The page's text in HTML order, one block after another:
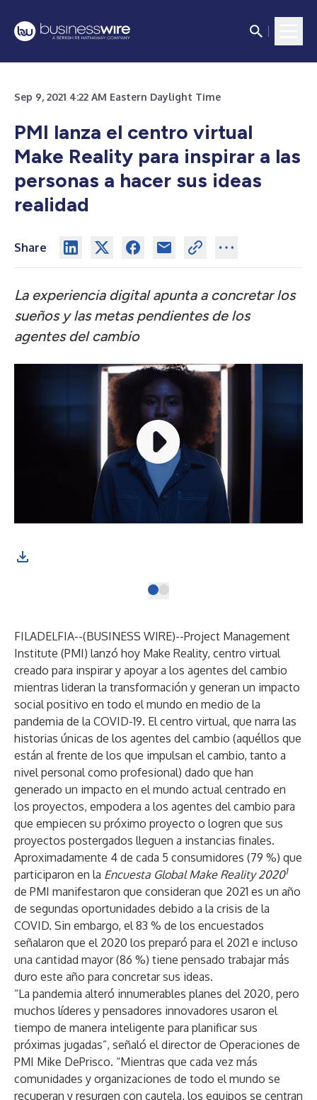
Sep 9, 2021 4:22 AM Eastern Daylight Time
PMI lanza el centro virtual
Make Reality para inspirar a las
personas a hacer sus ideas
realidad
Share
La experiencia digital apunta a concretar los
sueños y las metas pendientes de los
agentes del cambio
FILADELFIA--(BUSINESS WIRE)--Project Management
Institute (PMI) lanzó hoy Make Reality, centro virtual
creado para inspirar y apoyar a los agentes del cambio
mientras lideran la transformación y generan un impacto
social positivo en todo el mundo en medio de la
pandemia de la COVID-19. El centro virtual, que narra las
historias únicas de los agentes del cambio (aquéllos que
están al frente de los que impulsan el cambio, tanto a
nivel personal como profesional) dado que han
generado un impacto en el mundo actual centrado en
los proyectos, empodera a los agentes del cambio para
que empiecen su próximo proyecto o logren que sus
proyectos postergados lleguen a instancias finales.
Aproximadamente 4 de cada 5 consumidores (79 %) que
participaron en la Encuesta Global Make Reality 20201
de PMI manifestaron que consideran que 2021 es un año
de segundas oportunidades debido a la crisis de la
COVID. Sin embargo, el 83 % de los encuestados
señalaron que el 2020 los preparó para el 2021 e incluso
una cantidad mayor (86 %) tiene pensado trabajar más
duro este año para concretar sus ideas.
“La pandemia alteró innumerables planes del 2020, pero
muchos líderes y pensadores innovadores usaron el
tiempo de manera inteligente para planificar sus
próximas jugadas”, señaló el director de Operaciones de
PMI Mike DePrisco. “Mientras que cada vez más
comunidades y organizaciones de todo el mundo se
recuperan y resurgen con cautela, los equipos se centran